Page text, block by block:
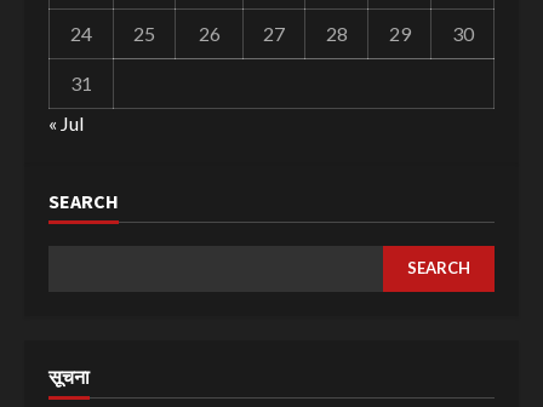
24 25 26 27 28 29 30
31
« Jul
SEARCH
SEARCH
सूचना